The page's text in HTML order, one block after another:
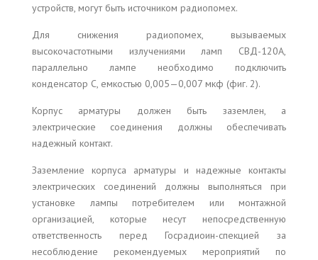
устройств, могут быть источником радиопомех.
Для снижения радиопомех, вызываемых
высокочастотными излучениями ламп СВД-120А,
параллельно лампе необходимо подключить
конденсатор С, емкостью 0,005—0,007 мкф (фиг. 2).
Корпус арматуры должен быть заземлен, а
электрические соединения должны обеспечивать
надежный контакт.
Заземление корпуса арматуры и надежные контакты
электрических соединений должны выполняться при
установке лампы потребителем или монтажной
организацией, которые несут непосредственную
ответственность перед Госрадиоин-спекцией за
несоблюдение рекомендуемых мероприятий по